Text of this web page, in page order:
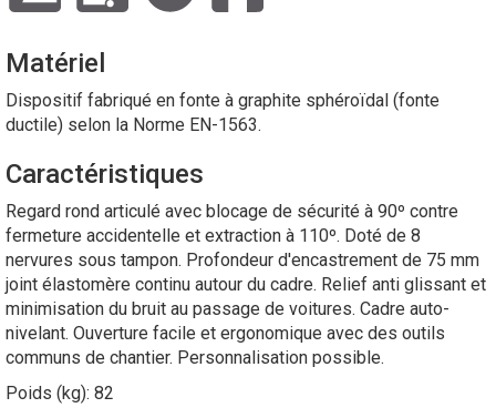
Matériel
Dispositif fabriqué en fonte à graphite sphéroïdal (fonte
ductile) selon la Norme EN-1563.
Caractéristiques
Regard rond articulé avec blocage de sécurité à 90º contre
fermeture accidentelle et extraction à 110º. Doté de 8
nervures sous tampon. Profondeur d'encastrement de 75 mm
joint élastomère continu autour du cadre. Relief anti glissant et
minimisation du bruit au passage de voitures. Cadre auto-
nivelant. Ouverture facile et ergonomique avec des outils
communs de chantier. Personnalisation possible.
Poids (kg): 82